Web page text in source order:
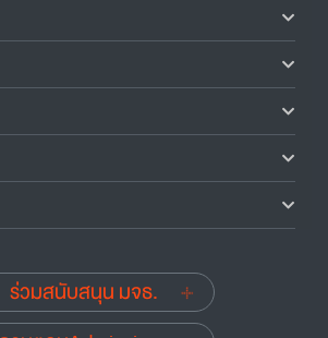
ร่วมสนับสนุน มจธ.